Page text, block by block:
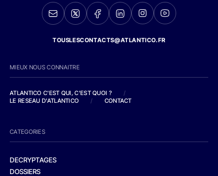
TOUSLESCONTACTS@ATLANTICO.FR
MIEUX NOUS CONNAITRE
ATLANTICO C'EST QUI, C'EST QUOI ?
/
LE RESEAU D'ATLANTICO
/ CONTACT
CATEGORIES
DECRYPTAGES
DOSSIERS